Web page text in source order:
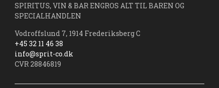
SPIRITUS, VIN & BAR ENGROS ALT TIL BAREN OG
SPECIALHANDLEN
Vodroffslund 7, 1914 Frederiksberg C
+45 32 11 46 38
info@sprit-co.dk
CVR 28846819